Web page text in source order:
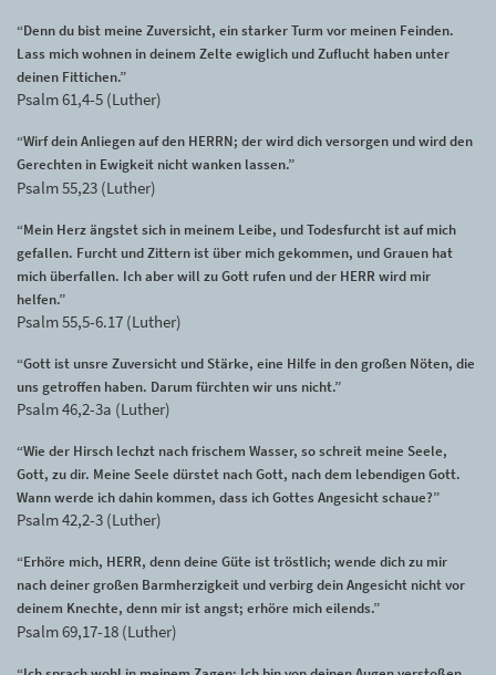
“Denn du bist meine Zuversicht, ein starker Turm vor meinen Feinden.
Lass mich wohnen in deinem Zelte ewiglich und Zuflucht haben unter
deinen Fittichen.”
Psalm 61,4-5 (Luther)
“Wirf dein Anliegen auf den HERRN; der wird dich versorgen und wird den
Gerechten in Ewigkeit nicht wanken lassen.”
Psalm 55,23 (Luther)
“Mein Herz ängstet sich in meinem Leibe, und Todesfurcht ist auf mich
gefallen. Furcht und Zittern ist über mich gekommen, und Grauen hat
mich überfallen. Ich aber will zu Gott rufen und der HERR wird mir
helfen.”
Psalm 55,5-6.17 (Luther)
“Gott ist unsre Zuversicht und Stärke, eine Hilfe in den großen Nöten, die
uns getroffen haben. Darum fürchten wir uns nicht.”
Psalm 46,2-3a (Luther)
“Wie der Hirsch lechzt nach frischem Wasser, so schreit meine Seele,
Gott, zu dir. Meine Seele dürstet nach Gott, nach dem lebendigen Gott.
Wann werde ich dahin kommen, dass ich Gottes Angesicht schaue?”
Psalm 42,2-3 (Luther)
“Erhöre mich, HERR, denn deine Güte ist tröstlich; wende dich zu mir
nach deiner großen Barmherzigkeit und verbirg dein Angesicht nicht vor
deinem Knechte, denn mir ist angst; erhöre mich eilends.”
Psalm 69,17-18 (Luther)